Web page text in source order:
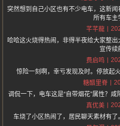
突然想到自己小区也有不少电车，这新
所有车主
芊芊龍
哈哈这火烧得热闹，非得半夜给大家整
宣传续
费启鸣
惊险一刻啊，幸亏发现及时。停放起
糖醋里脊
调侃一下，电车这是“自带烟花”属性？咸
真优美
车烧了小区热闹了，居民聊天素材有了